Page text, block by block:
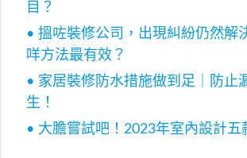
目？
• 搵咗裝修公司，出現糾紛仍然解
咩方法最有效？
• 家居裝修防水措施做到足｜防止
生！
• 大膽嘗試吧！2023年室內設計五